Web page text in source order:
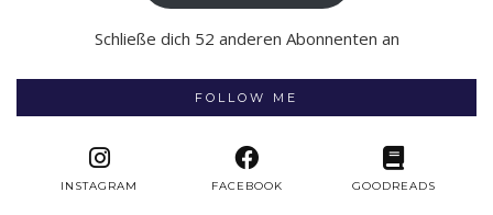
Schließe dich 52 anderen Abonnenten an
FOLLOW ME
INSTAGRAM FACEBOOK GOODREADS